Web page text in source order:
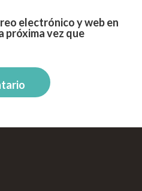
electrónico y web en
próxima vez que